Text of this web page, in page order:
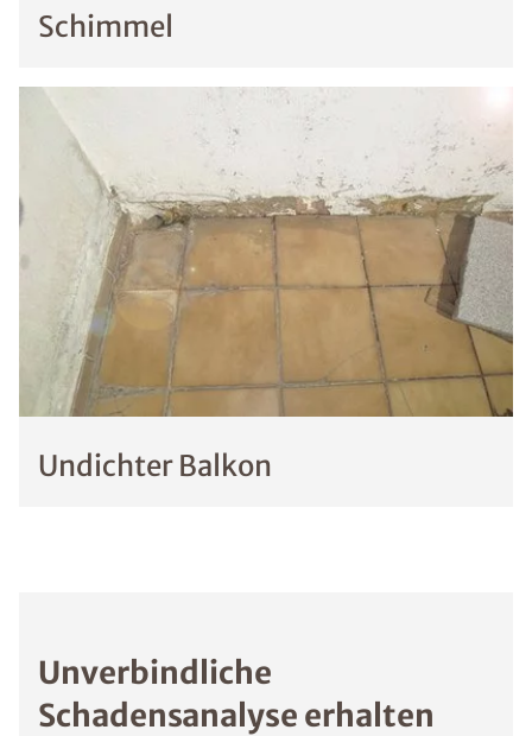
Schimmel
Undichter Balkon
Unverbindliche
Schadensanalyse erhalten